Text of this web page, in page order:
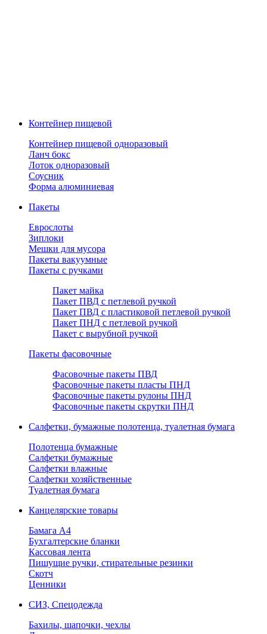
Контейнер пищевой
Контейнер пищевой одноразовый
Ланч бокс
Лоток одноразовый
Соусник
Форма алюминиевая
Пакеты
Еврослоты
Зиплоки
Мешки для мусора
Пакеты вакуумные
Пакеты с ручками
Пакет майка
Пакет ПВД с петлевой ручкой
Пакет ПВД с пластиковой петлевой ручкой
Пакет ПНД с петлевой ручкой
Пакет с вырубной ручкой
Пакеты фасовочные
Фасовочные пакеты ПВД
Фасовочные пакеты пласты ПНД
Фасовочные пакеты рулоны ПНД
Фасовочные пакеты скрутки ПНД
Салфетки, бумажные полотенца, туалетная бумага
Полотенца бумажные
Салфетки бумажные
Салфетки влажные
Салфетки хозяйственные
Туалетная бумага
Канцелярские товары
Бамага А4
Бухгалтерские бланки
Кассовая лента
Пишущие ручки, стирательные резинки
Скотч
Ценники
СИЗ, Спецодежда
Бахилы, шапочки, чехлы